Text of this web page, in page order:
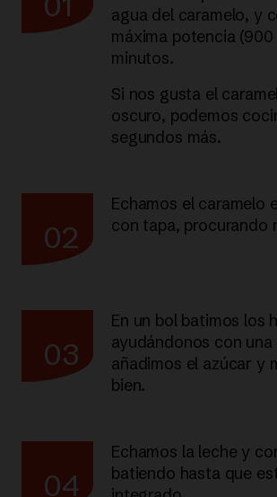
agua del caramelo, y
máxima potencia
minutos.
Si nos gusta el
oscuro, podemos
segundos más.
02
Echamos el caramelo
con tapa, procurando
03
En un bol batimos los
ayudándonos con una
añadimos el azúcar y
bien.
04
Echamos la leche y
batiendo hasta que